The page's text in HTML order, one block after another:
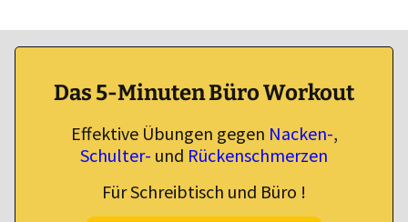
Das 5-Minuten Büro Workout
Effektive Übungen gegen Nacken-,
Schulter- und Rückenschmerzen
Für Schreibtisch und Büro !